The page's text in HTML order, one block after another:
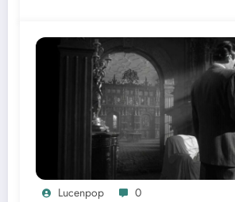
Lucenpop 0